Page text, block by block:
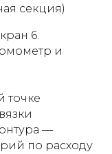
секция)
6.
и
точке
—
по расходу